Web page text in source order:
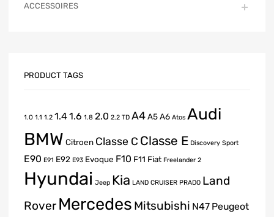
ACCESSOIRES
PRODUCT TAGS
1.0 1.1 1.2 1.41.6 1.8 2.0 2.2 TD A4A5A6 Atos Audi
BMW Citroen Classe C Classe E Discovery Sport
E90 E91 E92 E93 Evoque F10 F11 Fiat Freelander 2
Hyundai Jeep Kia LAND CRUISER PRADO Land
Rover Mercedes Mitsubishi N47 Peugeot